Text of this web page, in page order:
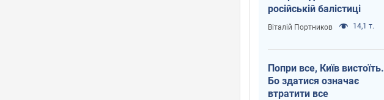
російській балістиці
Віталій Портников 14,1 т.
Попри все, Київ вистоїть.
Бо здатися означає
втратити все